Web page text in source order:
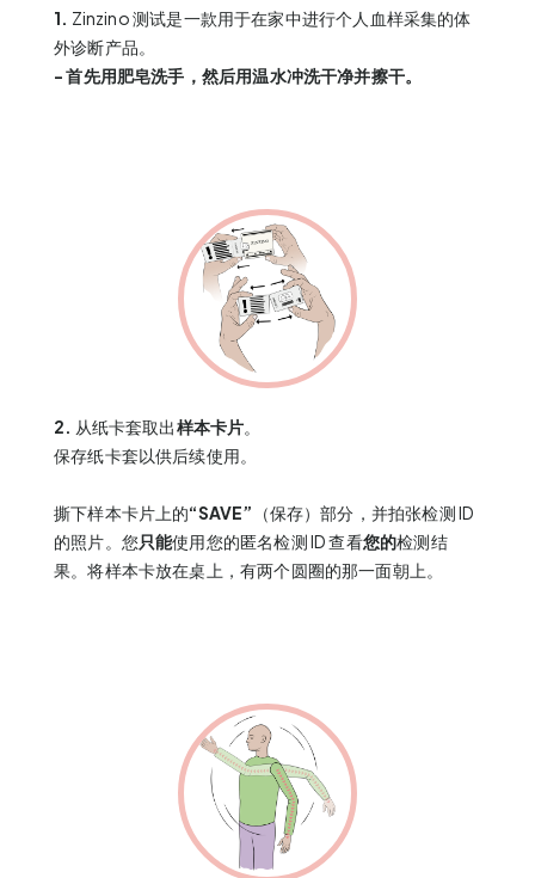
1. Zinzino 测试是一款用于在家中进行个人血样采集的体
外诊断产品。
- 首先用肥皂洗手，然后用温水冲洗干净并擦干。
2. 从纸卡套取出样本卡片。
保存纸卡套以供后续使用。
撕下样本卡片上的“SAVE” （保存）部分，并拍张检测 ID
的照片。您只能使用您的匿名检测 ID 查看您的检测结
果。将样本卡放在桌上，有两个圆圈的那一面朝上。